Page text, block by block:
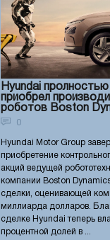
Hyundai пролностью
приобрел
роботов Boston
0
Hyundai Motor Group
приобретение
акций ведущей
компании Boston
сделки, оценивающей
миллиарда долларов.
сделке Hyundai теперь
процентной долей в ...